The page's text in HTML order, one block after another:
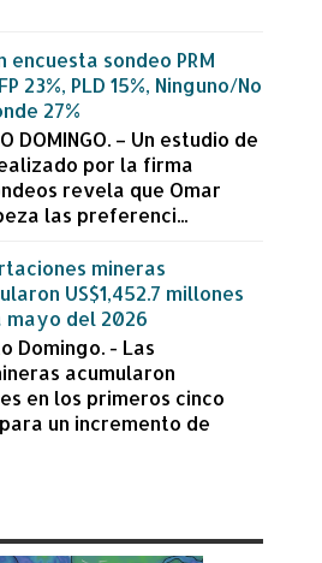
encuesta sondeo PRM
23%, PLD 15%, Ninguno/No
27%
DOMINGO. – Un estudio de
por la firma
revela que Omar
las preferenci...
mineras
US$1,452.7 millones
mayo del 2026
Domingo. - Las
acumularon
en los primeros cinco
un incremento de